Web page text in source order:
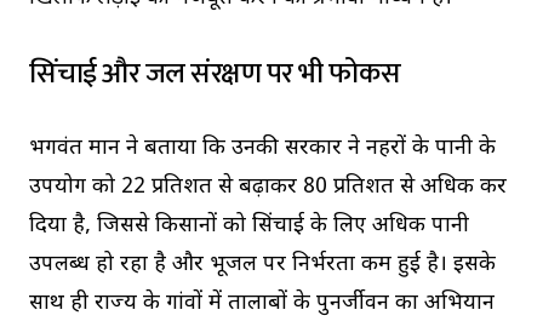
सिंचाई और जल संरक्षण पर भी फोकस
भगवंत मान ने बताया कि उनकी सरकार ने नहरों के पानी के
उपयोग को 22 प्रतिशत से बढ़ाकर 80 प्रतिशत से अधिक कर
दिया है, जिससे किसानों को सिंचाई के लिए अधिक पानी
उपलब्ध हो रहा है और भूजल पर निर्भरता कम हुई है। इसके
साथ ही राज्य के गांवों में तालाबों के पुनर्जीवन का अभियान